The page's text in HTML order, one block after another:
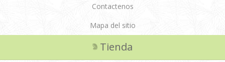
Contactenos
Mapa del sitio
Tienda